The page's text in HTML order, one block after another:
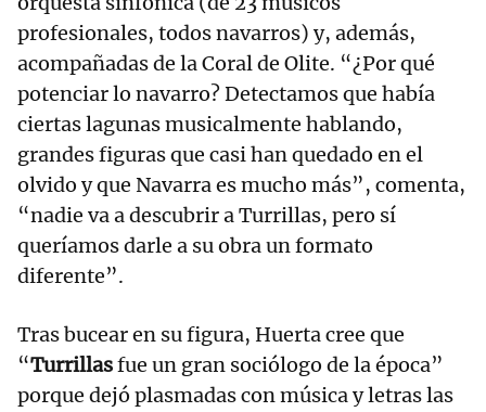
profesionales, todos navarros) y, además,
acompañadas de la Coral de Olite. “¿Por qué
potenciar lo navarro? Detectamos que había
ciertas lagunas musicalmente hablando,
grandes figuras que casi han quedado en el
olvido y que Navarra es mucho más”, comenta,
“nadie va a descubrir a Turrillas, pero sí
queríamos darle a su obra un formato
diferente”.
Tras bucear en su figura, Huerta cree que
“Turrillasfue un gran sociólogo de la época”
porque dejó plasmadas con música y letras las